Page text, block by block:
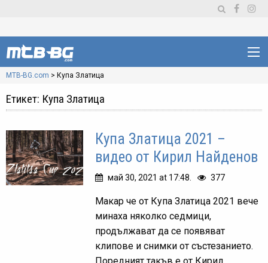
MTB-BG.com > Купа Златица
Етикет: Купа Златица
Купа Златица 2021 –
видео от Кирил Найденов
май 30, 2021 at 17:48. 377
Макар че от Купа Златица 2021 вече
минаха няколко седмици,
продължават да се появяват
клипове и снимки от състезанието.